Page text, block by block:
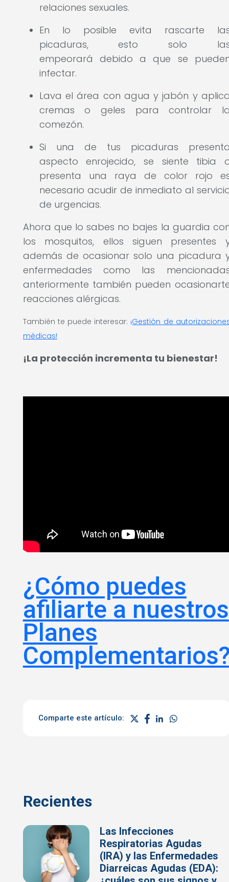
relaciones sexuales.
En lo posible evita rascarte
picaduras, esto solo
empeorará debido a que se
infectar.
Lava el área con agua y jabón y
cremas o geles para controlar
comezón.
Si una de tus picaduras
aspecto enrojecido, se siente tibia
presenta una raya de color rojo
necesario acudir de inmediato al
de urgencias.
Ahora que lo sabes no bajes la guardia
los mosquitos, ellos siguen presentes
además de ocasionar solo una picadura
enfermedades como las
anteriormente también pueden
reacciones alérgicas.
También te puede interesar: ¡Gestión de
médicas!
¡La protección incrementa tu bienestar!
¿Cómo puedes
afiliarte a nuestros
Planes
Comparte este artículo:
Recientes
Las Infecciones
Respiratorias Agudas
(IRA) y las Enfermedades
Diarreicas Agudas (EDA):